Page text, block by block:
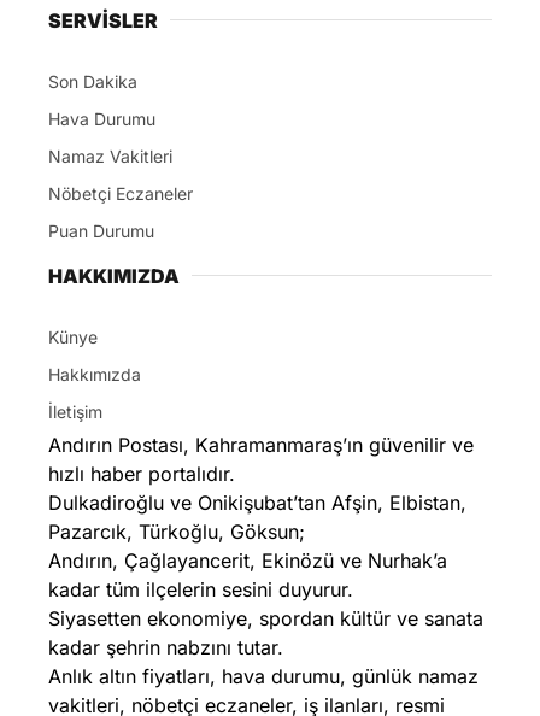
SERVİSLER
Son Dakika
Hava Durumu
Namaz Vakitleri
Nöbetçi Eczaneler
Puan Durumu
HAKKIMIZDA
Künye
Hakkımızda
İletişim
Andırın Postası, Kahramanmaraş’ın güvenilir ve
hızlı haber portalıdır.
Dulkadiroğlu ve Onikişubat’tan Afşin, Elbistan,
Pazarcık, Türkoğlu, Göksun;
Andırın, Çağlayancerit, Ekinözü ve Nurhak’a
kadar tüm ilçelerin sesini duyurur.
Siyasetten ekonomiye, spordan kültür ve sanata
kadar şehrin nabzını tutar.
Anlık altın fiyatları, hava durumu, günlük namaz
vakitleri, nöbetçi eczaneler, iş ilanları, resmi